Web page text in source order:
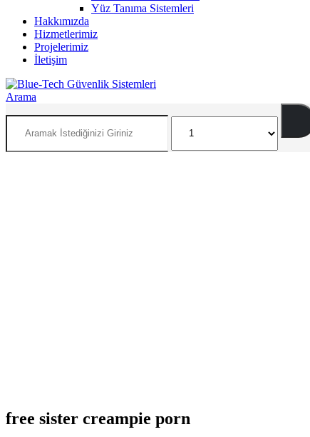
Yüz Tanıma Sistemleri
Hakkımızda
Hizmetlerimiz
Projelerimiz
İletişim
Arama
free sister creampie porn